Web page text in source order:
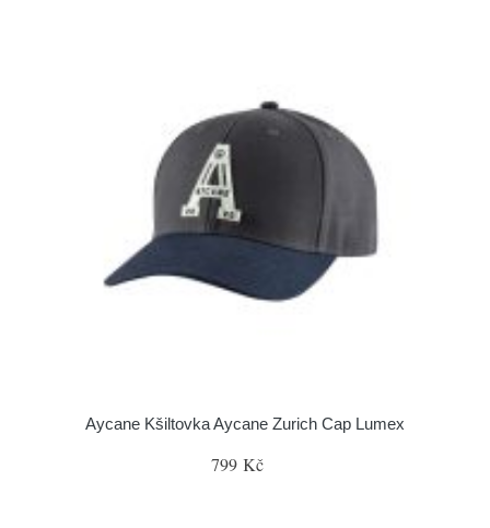
Aycane Kšiltovka Aycane Zurich Cap Lumex
799 Kč